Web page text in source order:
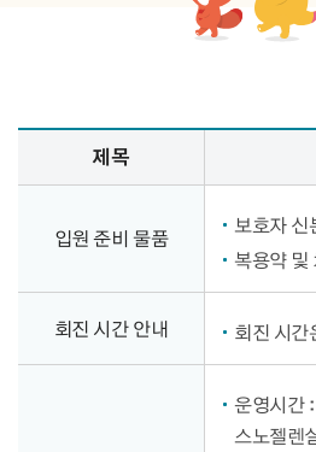
입원생활안내 정보 제공
제목
입원 준비 물품
보호자 신
복용약 및
회진 시간 안내 회진 시간
운영시간
스노젤렌